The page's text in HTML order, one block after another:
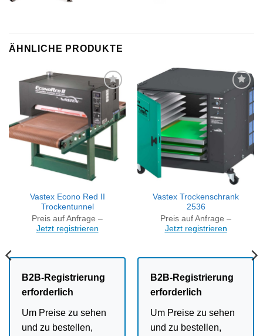
ÄHNLICHE PRODUKTE
Artikel
merken
Vastex Econo Red II
Trockentunnel
Preis auf Anfrage –
Jetzt registrieren
B2B-Registrierung
erforderlich
Um Preise zu sehen
und zu bestellen,
Artikel
merken
Vastex Trockenschrank
2536
Preis auf Anfrage –
Jetzt registrieren
B2B-Registrierung
erforderlich
Um Preise zu sehen
und zu bestellen,